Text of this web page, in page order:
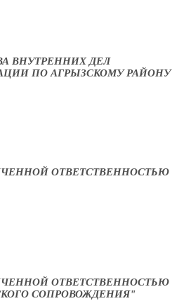
ВНУТРЕННИХ ДЕЛ
ПО АГРЫЗСКОМУ РАЙОНУ
ОТВЕТСТВЕННОСТЬЮ
ОТВЕТСТВЕННОСТЬЮ
СОПРОВОЖДЕНИЯ"